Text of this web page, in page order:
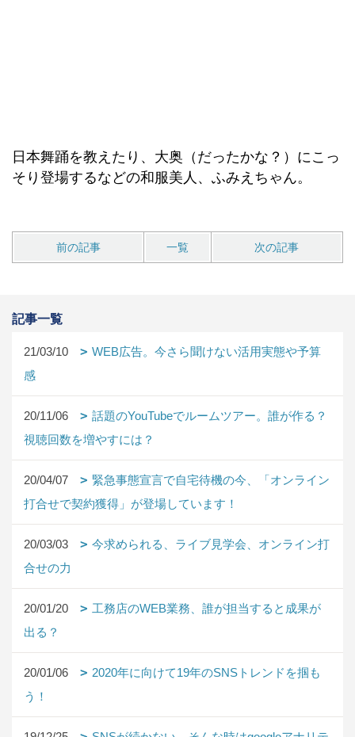
日本舞踊を教えたり、大奥（だったかな？）にこっ
そり登場するなどの和服美人、ふみえちゃん。
前の記事 一覧 次の記事
記事一覧
21/03/10
WEB広告。今さら聞けない活用実態や予算
感
20/11/06
話題のYouTubeでルームツアー。誰が作る？
視聴回数を増やすには？
20/04/07
緊急事態宣言で自宅待機の今、「オンライン
打合せで契約獲得」が登場しています！
20/03/03
今求められる、ライブ見学会、オンライン打
合せの力
20/01/20
工務店のWEB業務、誰が担当すると成果が
出る？
20/01/06
2020年に向けて19年のSNSトレンドを掴も
う！